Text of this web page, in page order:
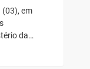
em
da…